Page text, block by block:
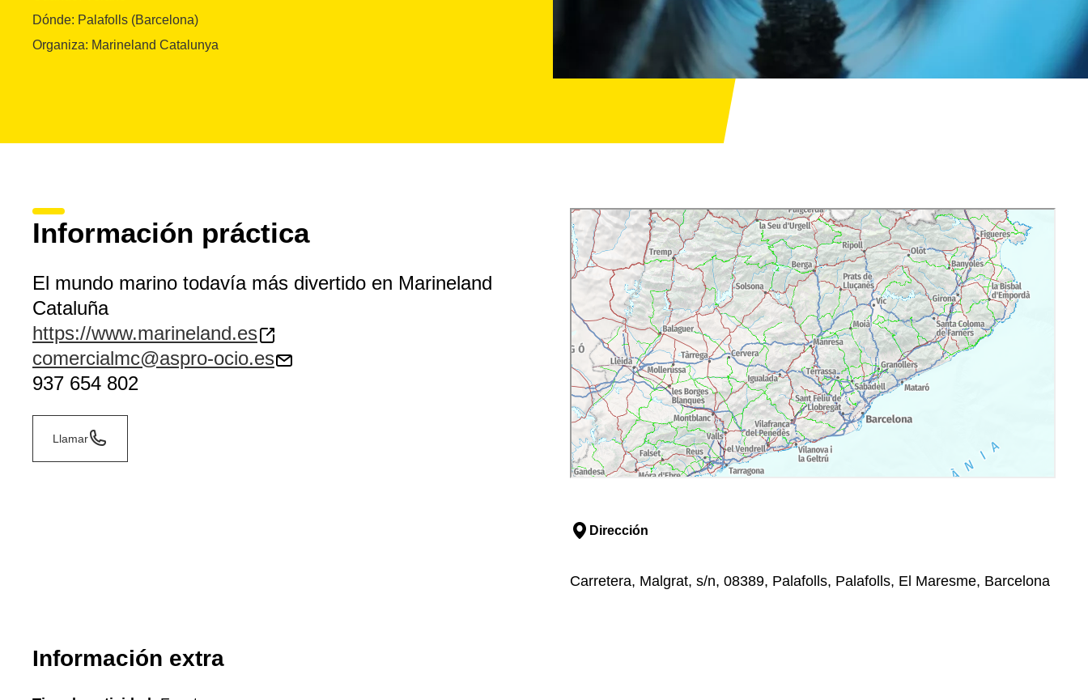
Dónde: Palafolls (Barcelona)
Organiza: Marineland Catalunya
Información práctica
El mundo marino todavía más divertido en Marineland
Cataluña
https://www.marineland.es
comercialmc@aspro-ocio.es
937 654 802
Llamar
Dirección
Carretera, Malgrat, s/n, 08389, Palafolls, Palafolls, El Maresme, Barcelona
Información extra